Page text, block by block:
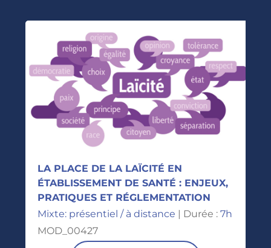
LA PLACE DE LA LAÏCITÉ EN
ÉTABLISSEMENT DE SANTÉ : ENJEUX,
PRATIQUES ET RÉGLEMENTATION
Mixte: présentiel / à distance | Durée : 7h
MOD_00427